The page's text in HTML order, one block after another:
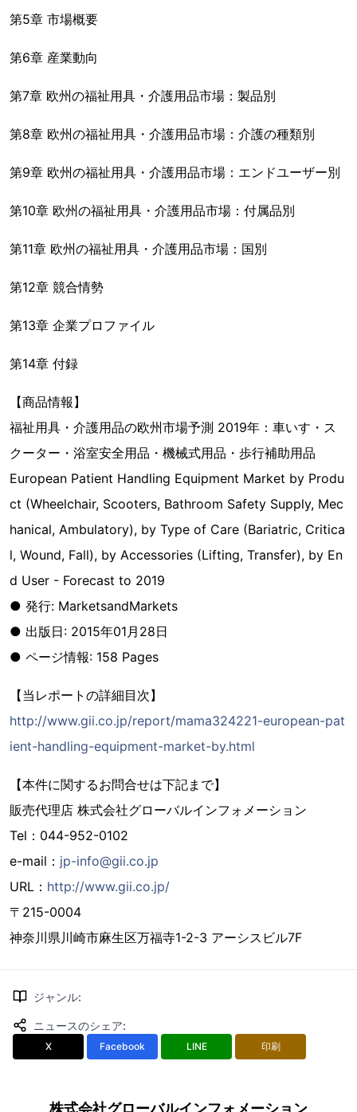
第5章 市場概要
第6章 産業動向
第7章 欧州の福祉用具・介護用品市場：製品別
第8章 欧州の福祉用具・介護用品市場：介護の種類別
第9章 欧州の福祉用具・介護用品市場：エンドユーザー別
第10章 欧州の福祉用具・介護用品市場：付属品別
第11章 欧州の福祉用具・介護用品市場：国別
第12章 競合情勢
第13章 企業プロファイル
第14章 付録
【商品情報】
福祉用具・介護用品の欧州市場予測 2019年：車いす・ス
クーター・浴室安全用品・機械式用品・歩行補助用品
European Patient Handling Equipment Market by Produ
ct (Wheelchair, Scooters, Bathroom Safety Supply, Mec
hanical, Ambulatory), by Type of Care (Bariatric, Critica
l, Wound, Fall), by Accessories (Lifting, Transfer), by En
d User - Forecast to 2019
● 発行: MarketsandMarkets
● 出版日: 2015年01月28日
● ページ情報: 158 Pages
【当レポートの詳細目次】
http://www.gii.co.jp/report/mama324221-european-pat
ient-handling-equipment-market-by.html
【本件に関するお問合せは下記まで】
販売代理店 株式会社グローバルインフォメーション
Tel：044-952-0102
e-mail： jp-info@gii.co.jp
URL： http://www.gii.co.jp/
〒215-0004
神奈川県川崎市麻生区万福寺1-2-3 アーシスビル7F
ジャンル:
ニュースのシェア:
X Facebook LINE 印刷
株式会社グローバルインフォメーション